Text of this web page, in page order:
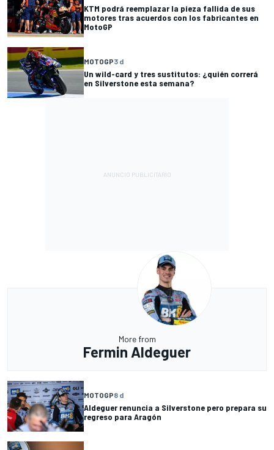
KTM podrá reemplazar la pieza fallida de sus
motores tras acuerdos con los fabricantes en
MotoGP
MOTOGP3 d
Un wild-card y tres sustitutos: ¿quién correrá
en Silverstone esta semana?
More from
Fermin Aldeguer
MOTOGP8 d
Aldeguer renuncia a Silverstone pero prepara su
regreso para Aragón